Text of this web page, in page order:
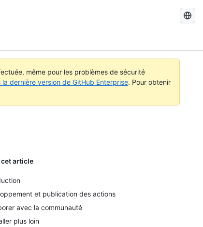
Docs
même pour les problèmes de sécurité
dernière version de GitHub Enterprise. Pour obtenir
cet article
et publication des actions
avec la communauté
plus loin